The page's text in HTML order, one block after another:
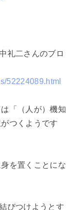
礼二さんのブロ
52224089.html
「（人が）機知
つくようです
を置くことにな
びつけようとす